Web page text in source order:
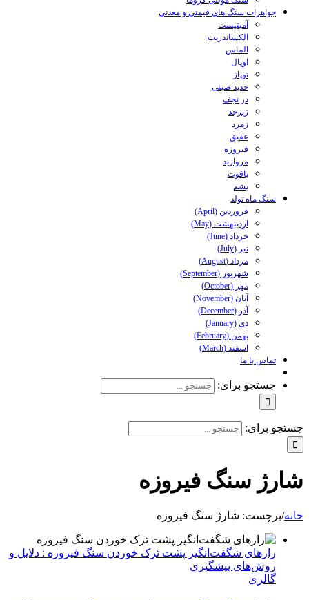
جواهرات سنگ های قیمتی و معدنی
آمیتیست
الکساندریت
الماس
اوپال
توپاز
حدید صینی
در نجف
زبرجد
زمرد
عقیق
فیروزه
مروارید
یاقوت
یشم
سنگ ماه تولد
فروردین (April)
اردیبهشت (May)
خرداد (June)
تیر (July)
مرداد (August)
شهریور (September)
مهر (October)
آبان (November)
آذر (December)
دی (January)
بهمن (February)
اسفند (March)
تماس با ما
جستجو برای:
جستجو برای:
شارژ سنگ فیروزه
خانه/برچست: شارژ سنگ فیروزه
رازهای شگفت‌انگیز پشت ترک خوردن سنگ فیروزه : دلایل و
روش‌های پیشگیری
گالری